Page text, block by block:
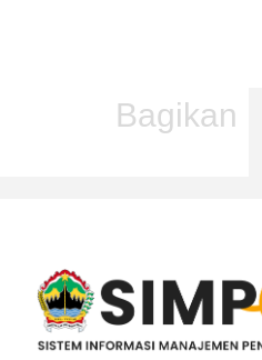
Bagikan